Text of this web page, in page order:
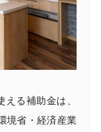
る補助金は、
境省・経済産業